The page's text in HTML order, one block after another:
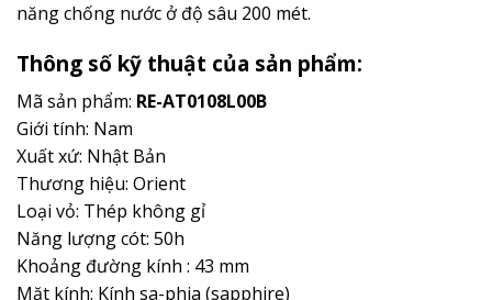
năng chống nước ở độ sâu 200 mét.
Thông số kỹ thuật của sản phẩm:
Mã sản phẩm: RE-AT0108L00B
Giới tính: Nam
Xuất xứ: Nhật Bản
Thương hiệu: Orient
Loại vỏ: Thép không gỉ
Năng lượng cót: 50h
Khoảng đường kính : 43 mm
Mặt kính: Kính sa-phia (sapphire)